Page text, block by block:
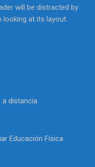
will be distracted by
looking at its layout.
distancia.
Educación Física